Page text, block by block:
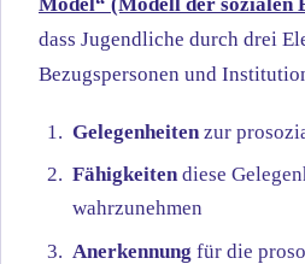
dass Jugendliche durch drei
Bezugspersonen und
Gelegenheitenzur
Fähigkeitendiese
wahrzunehmen
Anerkennung für die